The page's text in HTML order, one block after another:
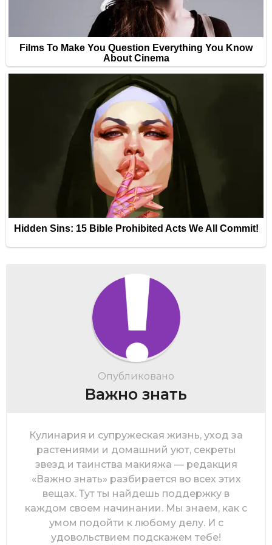
Опубликовано
Важно знать
Кулинария и супружеская жизнь, уход за
растениями и домашний уют, секреты
звезд и таинства макияжа — редакция
«Важно знать» разбирается во всех этих
вещах. Тут ты найдешь поддержку в
каждом своем начинании. Мы знаем, как с
умом подойти к любому делу. И с
удовольствием подскажем тебе!